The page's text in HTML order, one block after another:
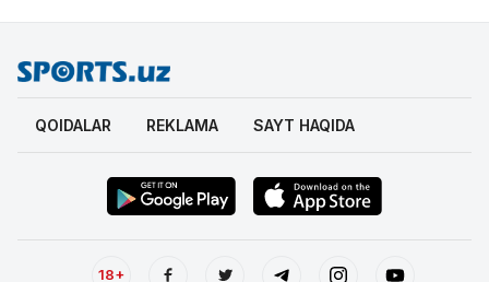
QOIDALAR REKLAMA SAYT HAQIDA
18+